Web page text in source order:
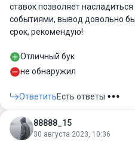
ставок позволяет
событиями, вывод довольно
срок, рекомендую!
Отличный бук
не обнаружил
ОтветитьЕсть ответы
88888_15
30 августа 2023, 10:36